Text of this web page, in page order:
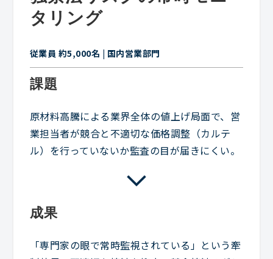
タリング
従業員 約5,000名 | 国内営業部門
課題
原材料高騰による業界全体の値上げ局面で、営
業担当者が競合と不適切な価格調整（カルテ
ル）を行っていないか監査の目が届きにくい。
成果
「専門家の眼で常時監視されている」という牽